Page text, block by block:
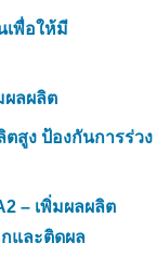
พื่อให้มี
ผลผลิต
สูง ป้องกันการร่วง
– เพิ่มผลผลิต
และติดผล